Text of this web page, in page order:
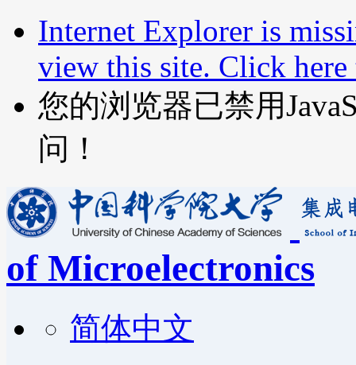
Internet Explorer is
view this site. Click
您的浏览器已禁用
问！
of Microelectronics
简体中文